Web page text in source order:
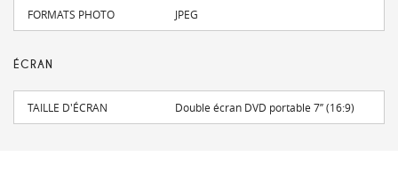
FORMATS PHOTO JPEG
ÉCRAN
TAILLE D'ÉCRAN Double écran DVD portable 7’’ (16:9)